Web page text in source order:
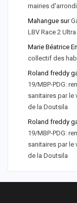
mairies
Mahangue sur
LBV Race 2 Ultra
Marie Béatrice
collectif des
Roland freddy
19/MBP-PDG:
sanitaires par le
de la Doutsila
Roland freddy
19/MBP-PDG:
sanitaires par le
de la Doutsila